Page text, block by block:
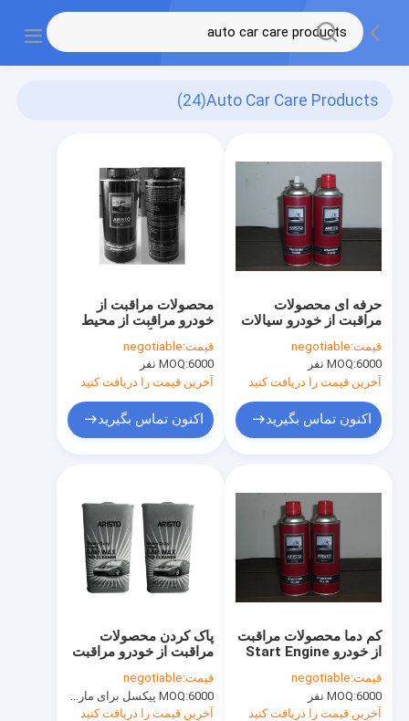
Auto Car Care Products
(24)
محصولات مراقبت از
خودرو مراقبت از محیط
شیمیایی
قیمت:negotiable
MOQ:6000 نفر
آخرین قیمت را دریافت کنید
اکنون تماس بگیرید
حرفه ای محصولات
مراقبت از خودرو سیالات
قیمت:negotiable
MOQ:6000 نفر
آخرین قیمت را دریافت کنید
اکنون تماس بگیرید
پاک کردن محصولات
مراقبت از خودرو مراقبت
اسپری سیلیکون موم
473ml / قلع
قیمت:negotiable
MOQ:6000 پیکسل برای مارک Aristo، 15000 پیکسل برای نام تجاری مشتری
آخرین قیمت را دریافت کنید
کم دما محصولات مراقبت
از خودرو Start Engine
Start Spray Fluid
قیمت:negotiable
MOQ:6000 نفر
آخرین قیمت را دریافت کنید